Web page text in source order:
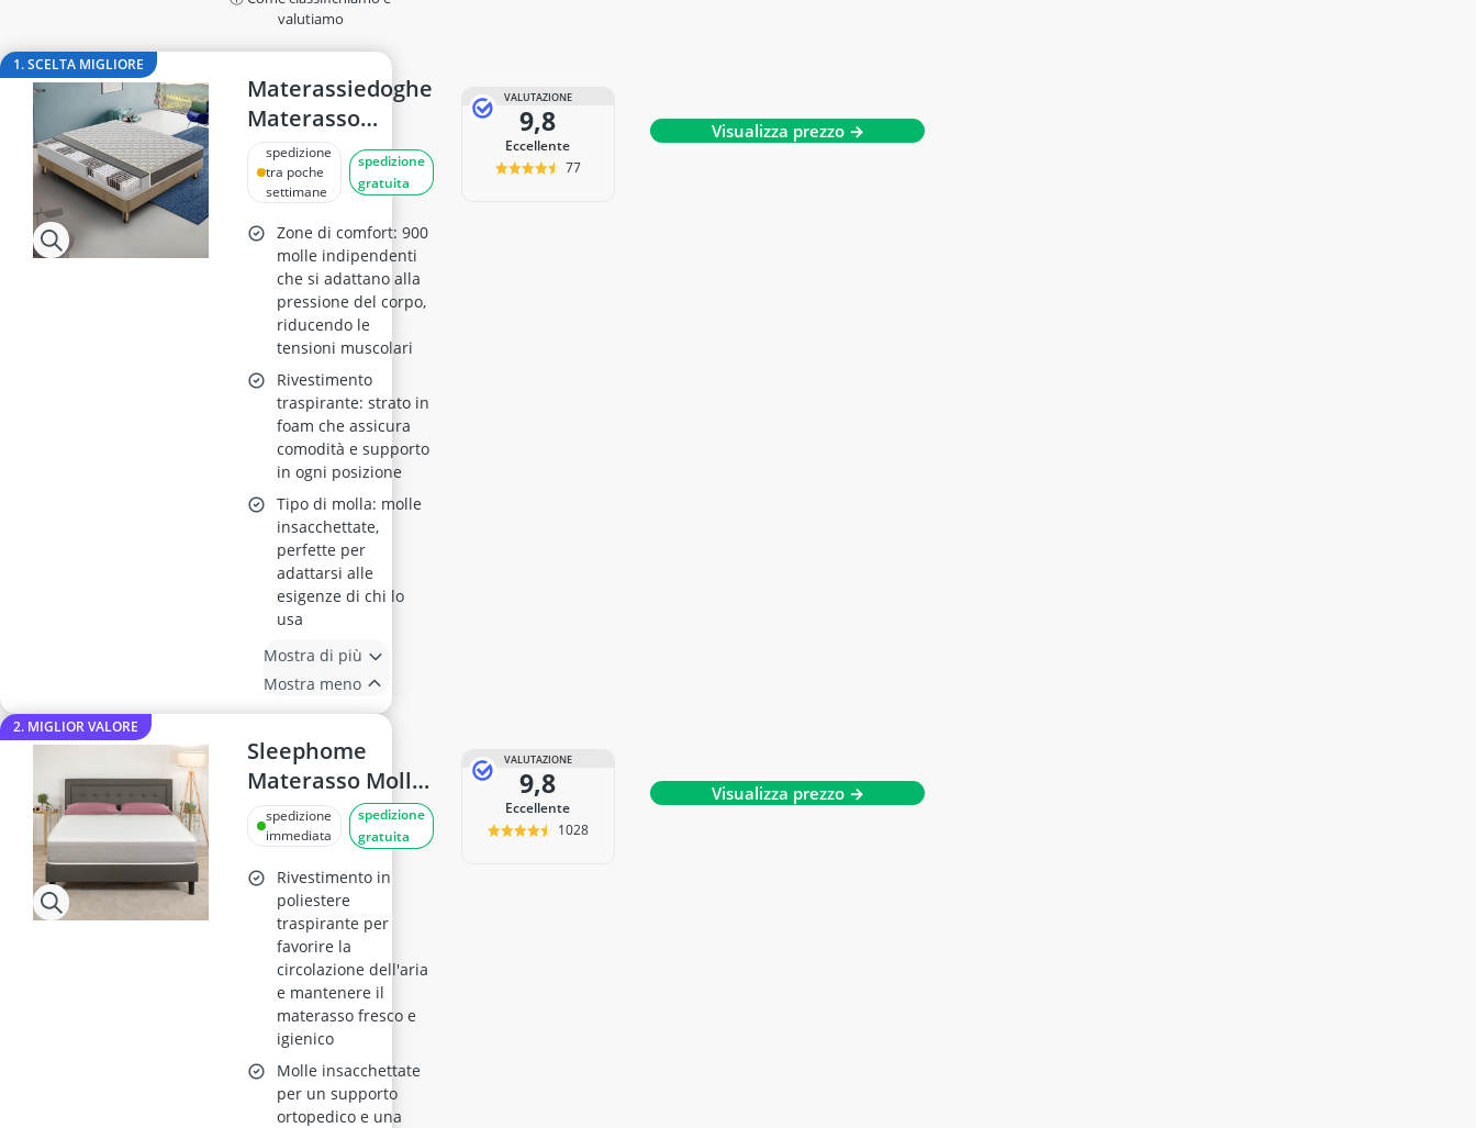
adesivo per vetri
aeratore per vino
aerografo
Affettatrice
valutiamo
1. SCELTA MIGLIORE
Materassiedoghe
Materasso
Ortopedico
160x190 cm
spedizione
tra poche
settimane
spedizione
gratuita
Zone di comfort: 900
molle indipendenti
che si adattano alla
pressione del corpo,
riducendo le
tensioni muscolari
Rivestimento
traspirante: strato in
foam che assicura
comodità e supporto
in ogni posizione
Tipo di molla: molle
insacchettate,
perfette per
adattarsi alle
esigenze di chi lo
usa
Mostra di più
Mostra meno
VALUTAZIONE
9,8
Eccellente
77
Visualizza prezzo →
2. MIGLIOR VALORE
Sleephome
Materasso Molle
Insacchettate
160x190
spedizione
immediata
spedizione
gratuita
Rivestimento in
poliestere
traspirante per
favorire la
circolazione dell'aria
e mantenere il
materasso fresco e
igienico
Molle insacchettate
per un supporto
ortopedico e una
VALUTAZIONE
9,8
Eccellente
1028
Visualizza prezzo →